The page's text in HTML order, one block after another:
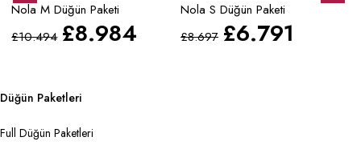
Nola M Düğün Paketi
£10.494 £8.984
Nola S Düğün Paketi
£8.697 £6.791
Düğün Paketleri
Full Düğün Paketleri